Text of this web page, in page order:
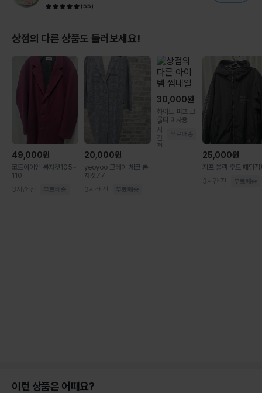
(55)
상점의 다른 상품도 둘러보세요!
49,000원
코드아이엠 롱자켓105~
110
3시간 전
20,000원
yeoyoo 그레이 체크 롱
자켓77
3시간 전
30,000원
화이트 퍼프 크
롭티 미사용
3
시
간
전
25,000원
지프 블랙 후드 패딩
3시간 전
이런 상품은 어때요?